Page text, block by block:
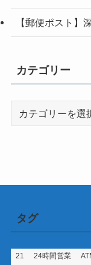
【郵便ポスト】
カテゴリー
タグ
21 24時間営業